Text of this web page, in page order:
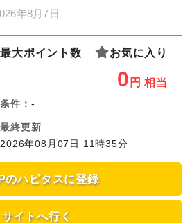
年8月7日
最大ポイント数 お気に入り
0 円 相当
条件： -
最終更新
2026年08月07日 11時35分
のハピタスに登録
サイトへ行く